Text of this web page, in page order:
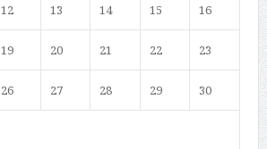
12 13 14 15 16
19 20 21 22 23
26 27 28 29 30